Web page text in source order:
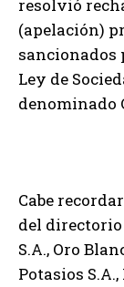
resolvió
(apelación)
Ley de
denominado
Cabe
del
S.A., Oro
Potasios